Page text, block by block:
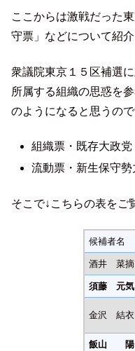
ここからは激戦だった
守票」などについて紹介
衆議院東京１５区補選
所属する組織の思惑を
のようになると思うので
組織票・既存大政
流動票・新生保守勢
そこで↓こちらの表をご
候補者名
酒井 菜摘
須藤 元気
金沢 結衣
飯山 陽